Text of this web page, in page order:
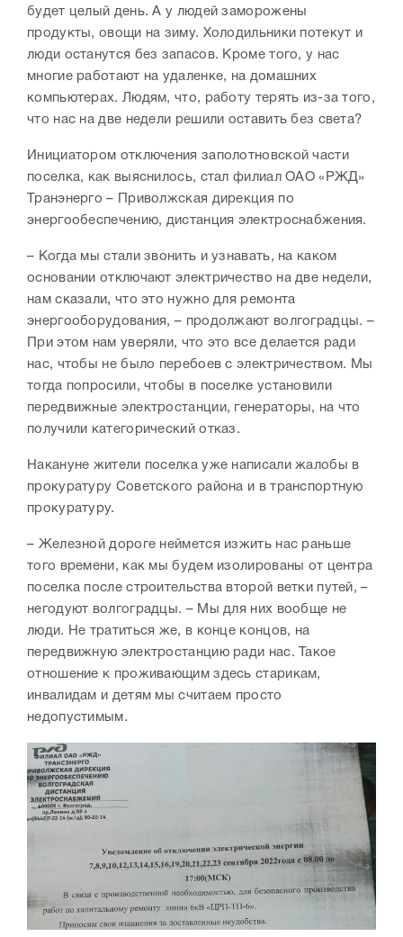
будет целый день. А у людей заморожены
продукты, овощи на зиму. Холодильники потекут и
люди останутся без запасов. Кроме того, у нас
многие работают на удаленке, на домашних
компьютерах. Людям, что, работу терять из-за того,
что нас на две недели решили оставить без света?
Инициатором отключения заполотновской части
поселка, как выяснилось, стал филиал ОАО «РЖД»
Транэнерго – Приволжская дирекция по
энергообеспечению, дистанция электроснабжения.
– Когда мы стали звонить и узнавать, на каком
основании отключают электричество на две недели,
нам сказали, что это нужно для ремонта
энергооборудования, – продолжают волгоградцы. –
При этом нам уверяли, что это все делается ради
нас, чтобы не было перебоев с электричеством. Мы
тогда попросили, чтобы в поселке установили
передвижные электростанции, генераторы, на что
получили категорический отказ.
Накануне жители поселка уже написали жалобы в
прокуратуру Советского района и в транспортную
прокуратуру.
– Железной дороге неймется изжить нас раньше
того времени, как мы будем изолированы от центра
поселка после строительства второй ветки путей, –
негодуют волгоградцы. – Мы для них вообще не
люди. Не тратиться же, в конце концов, на
передвижную электростанцию ради нас. Такое
отношение к проживающим здесь старикам,
инвалидам и детям мы считаем просто
недопустимым.